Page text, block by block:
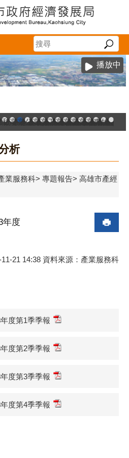
播放中
府中小企業升級輔導網站
大港創艦
金融科技創新園區
廠登記線上申辦系統
和發產業園區
高雄工業資訊平台
高雄本洲產業園區服務中心
公司、商業登記主題網
高雄市友善商家
高雄市政府經濟發展局-
工業管線防災教育資
高雄市綠能管理資
高雄市綠能管理
高雄淨零商轉
高雄招商網
高雄會展網
專刊『雄
雄心高
「我
析
業服務科 專題報告
高雄市產經
年度
21 14:38 資料來源：產業服務科
度第1季季報
度第2季季報
度第3季季報
度第4季季報